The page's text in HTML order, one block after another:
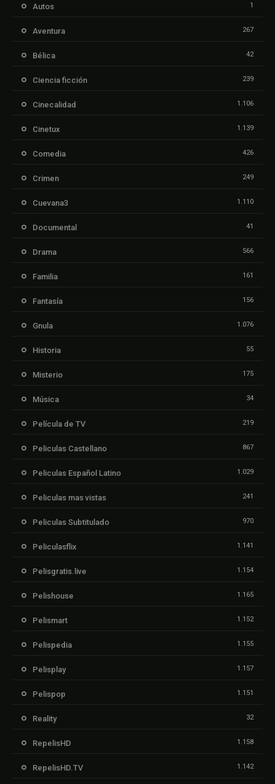
Autos 1
Aventura 267
Bélica 42
Ciencia ficción 239
Cinecalidad 1.106
Cinetux 1.139
Comedia 426
Crimen 249
Cuevana3 1.110
Documental 41
Drama 566
Familia 161
Fantasía 156
Gnula 1.076
Historia 55
Misterio 175
Música 34
Película de TV 219
Peliculas Castellano 867
Peliculas Español Latino 1.029
Peliculas mas vistas 241
Peliculas Subtitulado 970
Peliculasflix 1.141
Pelisgratis.live 1.154
Pelishouse 1.165
Pelismart 1.152
Pelispedia 1.155
Pelisplay 1.157
Pelispop 1.151
Reality 32
RepelisHD 1.158
RepelisHD.TV 1.142